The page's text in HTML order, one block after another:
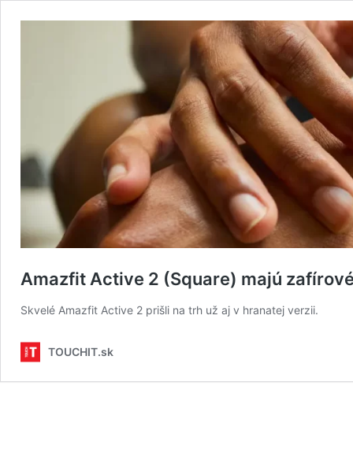
Amazfit Active 2 (Square) majú
Skvelé Amazfit Active 2 prišli na trh už aj v hranatej verzii.
TOUCHIT.sk